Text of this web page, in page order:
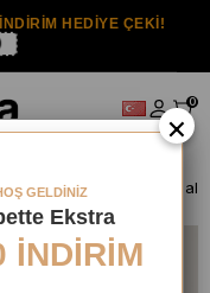
HEDİYE ÇEKİ!
0
Yaz
×
GELDİNİZ
Ekstra
İNDİRİM